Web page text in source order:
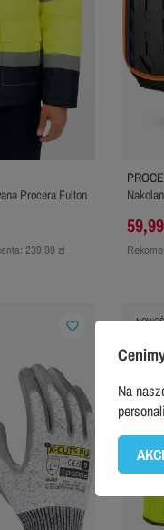
Procera Fulton
239,99 zł
favorite_border
Na